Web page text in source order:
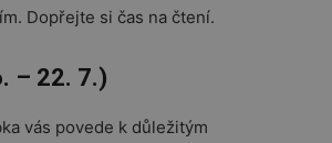
Dopřejte si čas na čtení.
– 22. 7.)
vás povede k důležitým